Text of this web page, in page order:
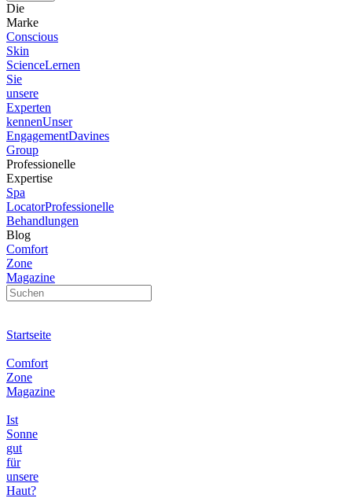
Die
Marke
Conscious
Skin
ScienceLernen
Sie
unsere
Experten
kennenUnser
EngagementDavines
Group
Professionelle
Expertise
Spa
LocatorProfessionelle
Behandlungen
Blog
Comfort
Zone
Magazine
Startseite
Comfort
Zone
Magazine
Ist
Sonne
gut
für
unsere
Haut?